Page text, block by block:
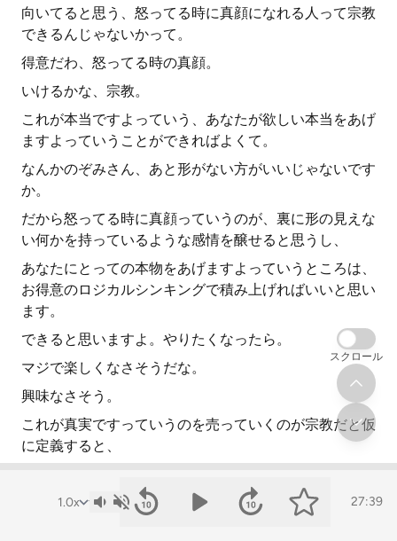
向いてると思う、怒ってる時に真顔になれる人って宗教
できるんじゃないかって。
得意だわ、怒ってる時の真顔。
いけるかな、宗教。
これが本当ですよっていう、あなたが欲しい本当をあげ
ますよっていうことができればよくて。
なんかのぞみさん、あと形がない方がいいじゃないです
か。
だから怒ってる時に真顔っていうのが、裏に形の見えな
い何かを持っているような感情を醸せると思うし、
あなたにとっての本物をあげますよっていうところは、
お得意のロジカルシンキングで積み上げればいいと思い
ます。
できると思いますよ。やりたくなったら。
マジで楽しくなさそうだな。
興味なさそう。
これが真実ですっていうのを売っていくのが宗教だと仮
に定義すると、
じゃないですか。
27:39
スクロール